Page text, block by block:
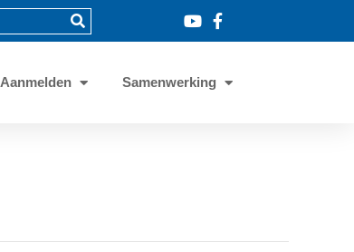
Aanmelden Samenwerking